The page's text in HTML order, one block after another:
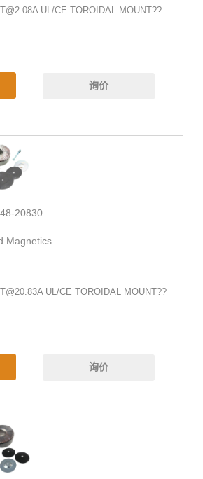
UL/CE TOROIDAL MOUNT??
询价
20830
Magnetics
UL/CE TOROIDAL MOUNT??
询价